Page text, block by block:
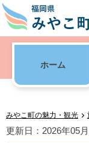
ホーム
みやこ町の魅力・観光
更新日：2026年05